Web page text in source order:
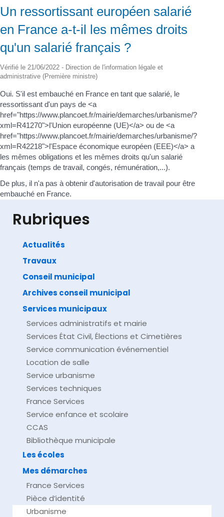
Un ressortissant européen salarié
en France a-t-il les mêmes droits
qu'un salarié français ?
Vérifié le 21/06/2022 - Direction de l'information légale et
administrative (Première ministre)
Oui. S'il est embauché en France en tant que salarié, le
ressortissant d'un pays de <a
href="https://www.plancoet.fr/mairie/demarches/urbanisme/?
xml=R41270">l'Union européenne (UE)</a> ou de <a
href="https://www.plancoet.fr/mairie/demarches/urbanisme/?
xml=R42218">l'Espace économique européen (EEE)</a> a
les mêmes obligations et les mêmes droits qu'un salarié
français (temps de travail, congés, rémunération,...).
De plus, il n'a pas à obtenir d'autorisation de travail pour être
embauché en France.
Direction de l'information légale et administrative
Rubriques
Actualités
Travaux
Conseil municipal
Archives conseil municipal
Services municipaux
Services administratifs et mairie
Services État Civil, Élections et Cimetières
Service communication événementiel
Location de salle
Service urbanisme
Services techniques
France Services
Service enfance et scolaire
CCAS
Bibliothèque municipale
Les écoles
Mes démarches
France Services
Pièce d’identité
Urbanisme